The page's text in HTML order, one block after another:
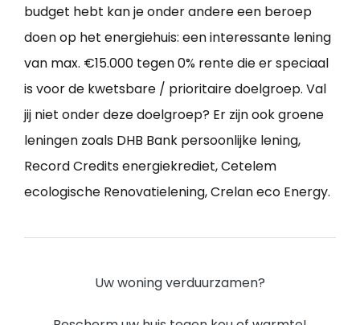
budget hebt kan je onder andere een beroep
doen op het energiehuis: een interessante lening
van max. €15.000 tegen 0% rente die er speciaal
is voor de kwetsbare / prioritaire doelgroep. Val
jij niet onder deze doelgroep? Er zijn ook groene
leningen zoals DHB Bank persoonlijke lening,
Record Credits energiekrediet, Cetelem
ecologische Renovatielening, Crelan eco Energy.
Uw woning verduurzamen?